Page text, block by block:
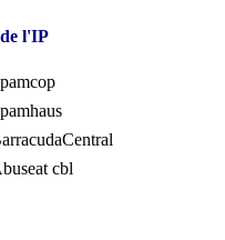
l'IP
cbl